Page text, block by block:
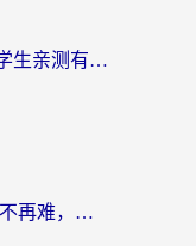
海外看CCTV视频总卡顿？留学生亲测有效的回国加速器选择指南
海外党必看：手机翻墙回国内不再难，一篇搞定无缝访问国内资源指南